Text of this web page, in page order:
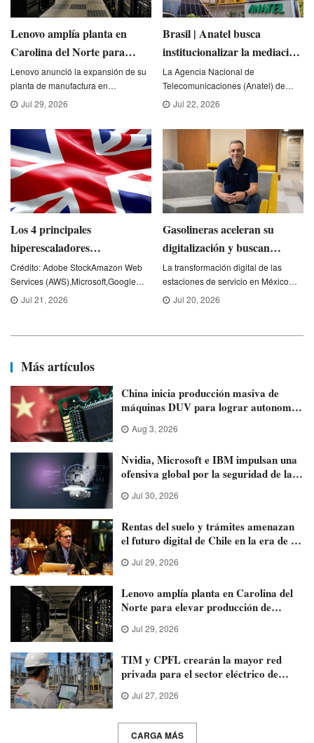
Lenovo amplía planta en
Carolina del Norte para
elevar producción de
servidores de IA
Lenovo anunció la expansión de su
planta de manufactura en
Whitsett,Carolina del Norte,Estados
incrementar la producción de
servidores y responder al
crecimiento de la de
Jul 29, 2026
Brasil | Anatel busca
institucionalizar la mediación
de conflictos regulatorios
La Agencia Nacional de
Telecomunicaciones (Anatel) de
Brasil inició una nueva etapa de la
Centro de Mediación y Soluciones
Consensuadas (CEMESC),una
Jul 22, 2026
Los 4 principales
hiperescaladores
estadounidenses son
designados como terceros
críticos para el sistema
Crédito: Adobe StockAmazon Web
Services (AWS),Microsoft,Google
Cloud y Oracle,los cuatro más
global,serán designados como
Jul 21, 2026
Gasolineras aceleran su
digitalización y buscan
reducir el uso de efectivo:
NetPay
La transformación digital de las
estaciones de servicio en México
está entrando en una nueva etapa.
incorporar terminales de pago,el
Jul 20, 2026
Más artículos
China inicia producción masiva de
máquinas DUV para lograr autonomía
en chips
Aug 3, 2026
Nvidia, Microsoft e IBM impulsan una
ofensiva global por la seguridad de la
IA Jul 30, 2026
Rentas del suelo y trámites amenazan
el futuro digital de Chile en la era de la
IA: Daniel Gurovich
Jul 29, 2026
Lenovo amplía planta en Carolina del
Norte para elevar producción de
servidores de IA
Jul 29, 2026
TIM y CPFL crearán la mayor red
privada para el sector eléctrico de
BrasilJul 27, 2026
CARGA MÁS